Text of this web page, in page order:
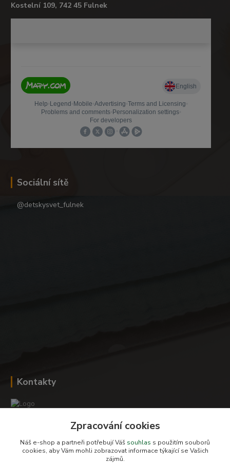
Kostelní 109, 742 45 Fulnek
Sociální sítě
@detskysvet_fulnek
Kontakty
+420 604 278 943
obchod-detskysvet@seznam.cz
Zpracování cookies
Náš e-shop a partneři potřebují Váš souhlas s použitím souborů
cookies, aby Vám mohli zobrazovat informace týkající se Vašich
zájmů.